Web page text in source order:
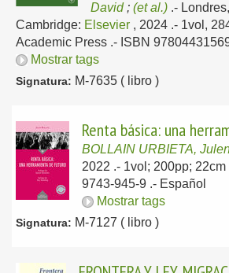
David; (et al.) .-
Cambridge: Elsevier , 2024 .- 1vol,
Academic Press .- ISBN
Mostrar tags
Signatura: M-7635 ( libro )
Renta básica: una
BOLLAIN URBIETA,
2022 .- 1vol; 200pp;
9743-945-9 .- Español
Mostrar tags
Signatura: M-7127 ( libro )